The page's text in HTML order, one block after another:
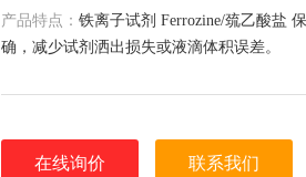
产品特点： 铁离子试剂 Ferrozine/巯乙酸盐
确，减少试剂洒出损失或液滴体积误差。
在线询价 联系我们